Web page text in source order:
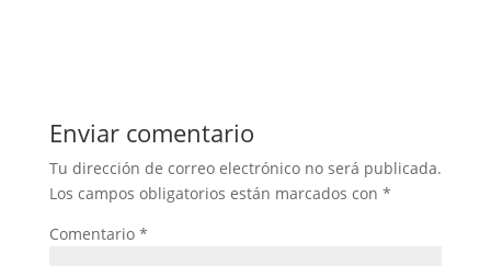
Enviar comentario
Tu dirección de correo electrónico no será publicada.
Los campos obligatorios están marcados con *
Comentario *